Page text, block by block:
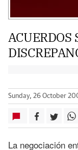
ACUERDOS
Sunday, 26 October
La negociación